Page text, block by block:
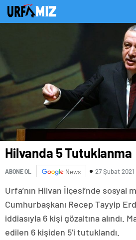
Hilvanda 5 Tutuklanma
ABONE OL News 27 Şubat
Urfa’nın Hilvan İlçesi’nde sosyal
Cumhurbaşkanı Recep Tayyip
iddiasıyla 6 kişi gözaltına alındı.
edilen 6 kişiden 5’i tutuklandı.